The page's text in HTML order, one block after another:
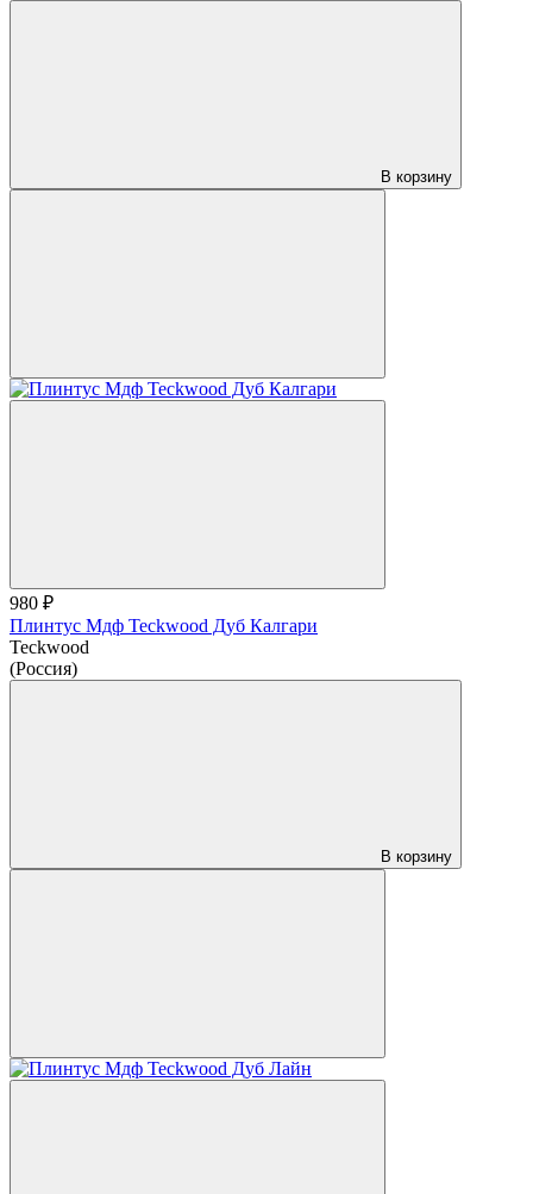
В корзину
980 ₽
Плинтус Мдф Teckwood Дуб Калгари
Teckwood
(Россия)
В корзину